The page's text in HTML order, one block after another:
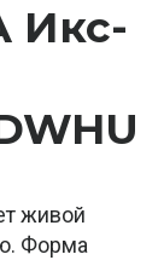
Икс-
живой
Форма